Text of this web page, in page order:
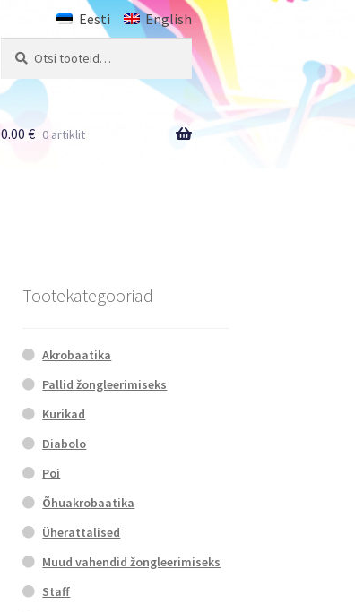
Eesti English
0.00€ 0 artiklit
Tootekategooriad
Akrobaatika
Pallid žongleerimiseks
Kurikad
Diabolo
Poi
Õhuakrobaatika
Üherattalised
Muud vahendid žongleerimiseks
Staff